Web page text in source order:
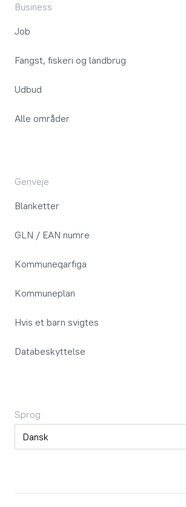
Business
Job
Fangst, fiskeri og landbrug
Udbud
Alle områder
Genveje
Blanketter
GLN / EAN numre
Kommuneqarfiga
Kommuneplan
Hvis et barn svigtes
Databeskyttelse
Sprog
Sprog